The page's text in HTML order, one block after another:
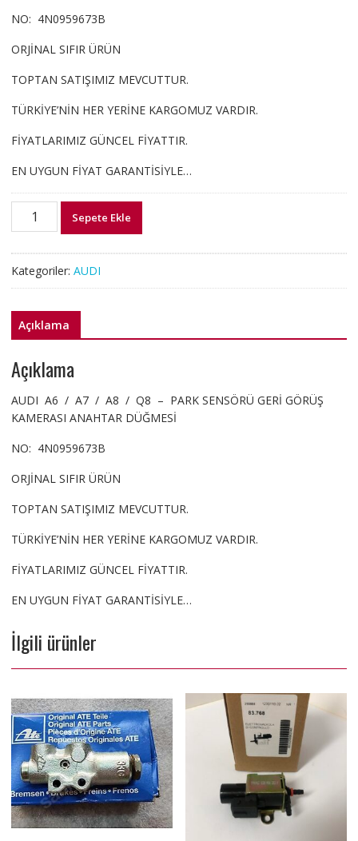
NO: 4N0959673B
ORJİNAL SIFIR ÜRÜN
TOPTAN SATIŞIMIZ MEVCUTTUR.
TÜRKİYE’NİN HER YERİNE KARGOMUZ VARDIR.
FİYATLARIMIZ GÜNCEL FİYATTIR.
EN UYGUN FİYAT GARANTİSİYLE…
4N0959673B
Q8
SENSÖRÜ
GERİ
KAMERASI
ANAHTARI
adet
Sepete Ekle
Kategoriler: AUDI
Açıklama
Açıklama
AUDI A6 / A7 / A8 / Q8 – PARK SENSÖRÜ GERİ GÖRÜŞ
KAMERASI ANAHTAR DÜĞMESİ
NO: 4N0959673B
ORJİNAL SIFIR ÜRÜN
TOPTAN SATIŞIMIZ MEVCUTTUR.
TÜRKİYE’NİN HER YERİNE KARGOMUZ VARDIR.
FİYATLARIMIZ GÜNCEL FİYATTIR.
EN UYGUN FİYAT GARANTİSİYLE…
İlgili ürünler